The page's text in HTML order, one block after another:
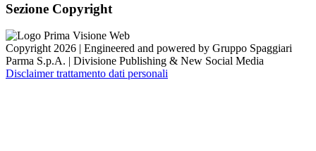
Sezione Copyright
Copyright 2026 | Engineered and powered by Gruppo Spaggiari
Parma S.p.A. | Divisione Publishing & New Social Media
Disclaimer trattamento dati personali